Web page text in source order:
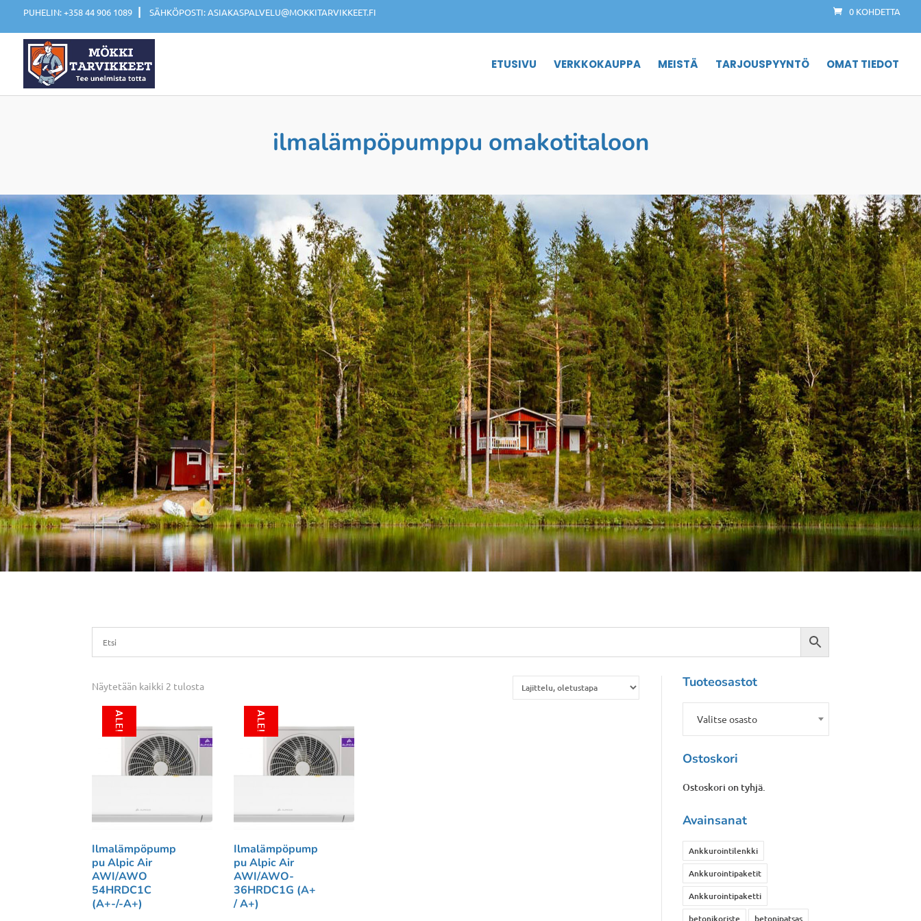
PUHELIN: +358 44 906 1089 | SÄHKÖPOSTI: ASIAKASPALVELU@MOKKITARVIKKEET.FI 0 KOHDETTA
ETUSIVU VERKKOKAUPPA MEISTÄ TARJOUSPYYNTÖ OMAT TIEDOT
ilmalämpöpumppu omakotitaloon
Näytetään kaikki 2 tulosta
ALE!
Ilmalämpöpump
pu Alpic Air
AWI/AWO
54HRDC1C
(A+-/-A+)
ALE!
Ilmalämpöpump
pu Alpic Air
AWI/AWO-
36HRDC1G (A+
/ A+)
Tuoteosastot
Valitse osasto
Ostoskori
Ostoskori on tyhjä.
Avainsanat
Ankkurointilenkki
Ankkurointipaketit
Ankkurointipaketti
betonikoriste
betonipatsas